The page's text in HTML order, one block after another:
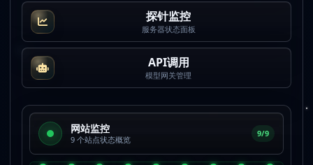
探针监控
服务器状态面板
API调用
模型网关管理
网站监控
9 个站点状态概览
9/9